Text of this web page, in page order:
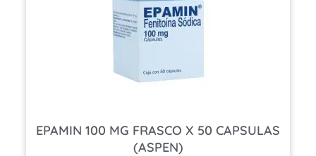
EPAMIN 100 MG FRASCO X 50 CAPSULAS
(ASPEN)